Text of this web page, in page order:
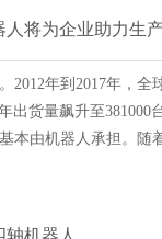
人将为企业助力生
2012年到2017年，全
出货量飙升至381000
本由机器人承担。随
。例如，拥有激...
机器人